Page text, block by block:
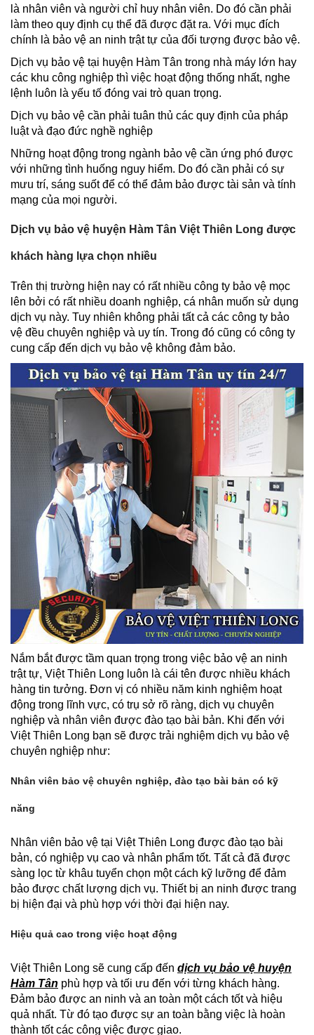
là nhân viên và người chỉ huy nhân viên. Do đó cần phải
làm theo quy định cụ thể đã được đặt ra. Với mục đích
chính là bảo vệ an ninh trật tự của đối tượng được bảo vệ.
Dịch vụ bảo vệ tại huyện Hàm Tân trong nhà máy lớn hay
các khu công nghiệp thì việc hoạt động thống nhất, nghe
lệnh luôn là yếu tố đóng vai trò quan trọng.
Dịch vụ bảo vệ cần phải tuân thủ các quy định của pháp
luật và đạo đức nghề nghiệp
Những hoạt động trong ngành bảo vệ cần ứng phó được
với những tình huống nguy hiểm. Do đó cần phải có sự
mưu trí, sáng suốt để có thể đảm bảo được tài sản và tính
mạng của mọi người.
Dịch vụ bảo vệ huyện Hàm Tân Việt Thiên Long được
khách hàng lựa chọn nhiều
Trên thị trường hiện nay có rất nhiều công ty bảo vệ mọc
lên bởi có rất nhiều doanh nghiệp, cá nhân muốn sử dụng
dịch vụ này. Tuy nhiên không phải tất cả các công ty bảo
vệ đều chuyên nghiệp và uy tín. Trong đó cũng có công ty
cung cấp đến dịch vụ bảo vệ không đảm bảo.
Nắm bắt được tầm quan trọng trong việc bảo vệ an ninh
trật tự, Việt Thiên Long luôn là cái tên được nhiều khách
hàng tin tưởng. Đơn vị có nhiều năm kinh nghiệm hoạt
động trong lĩnh vực, có trụ sở rõ ràng, dịch vụ chuyên
nghiệp và nhân viên được đào tạo bài bản. Khi đến với
Việt Thiên Long bạn sẽ được trải nghiệm dịch vụ bảo vệ
chuyên nghiệp như:
Nhân viên bảo vệ chuyên nghiệp, đào tạo bài bản có kỹ
năng
Nhân viên bảo vệ tại Việt Thiên Long được đào tạo bài
bản, có nghiệp vụ cao và nhân phẩm tốt. Tất cả đã được
sàng lọc từ khâu tuyển chọn một cách kỹ lưỡng để đảm
bảo được chất lượng dịch vụ. Thiết bị an ninh được trang
bị hiện đại và phù hợp với thời đại hiện nay.
Hiệu quả cao trong việc hoạt động
Việt Thiên Long sẽ cung cấp đến dịch vụ bảo vệ huyện
Hàm Tân phù hợp và tối ưu đến với từng khách hàng.
Đảm bảo được an ninh và an toàn một cách tốt và hiệu
quả nhất. Từ đó tạo được sự an toàn bằng việc là hoàn
thành tốt các công việc được giao.